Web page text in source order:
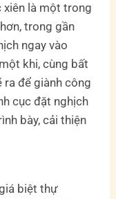
xiên là một trong
trong gần
ngay vào
khi, cùng bất
để giành công
cục đặt nghịch
bày, cải thiện
biệt thự